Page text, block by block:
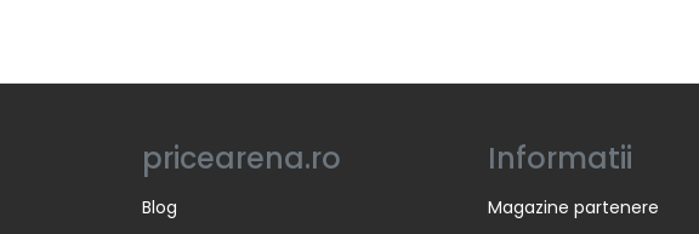
pricearena.ro
Blog
Informatii
Magazine partenere